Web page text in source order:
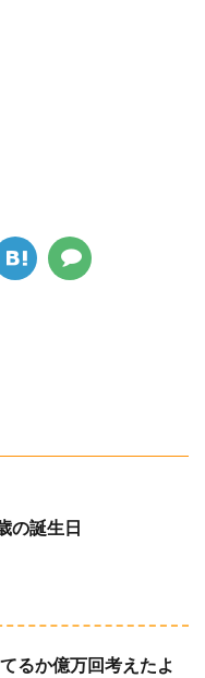
の誕生日
るか億万回考えたよ